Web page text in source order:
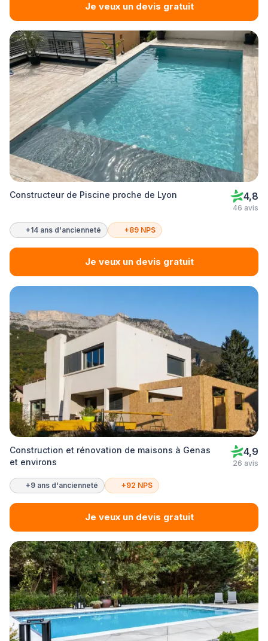
Je veux un devis gratuit
Constructeur de Piscine proche de Lyon 4,8
46 avis
+14 ans d'ancienneté +89 NPS
Je veux un devis gratuit
Construction et rénovation de maisons à Genas
et environs
4,9
26 avis
+9 ans d'ancienneté +92 NPS
Je veux un devis gratuit